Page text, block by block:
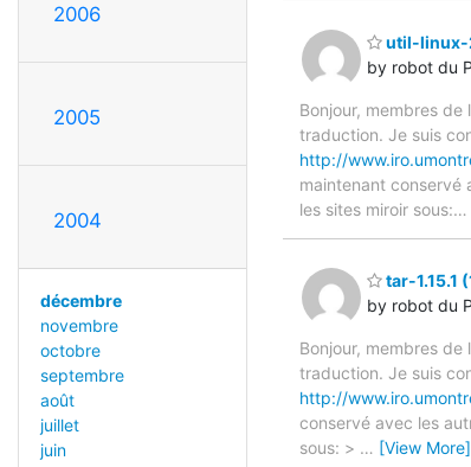
2006
2005
2004
décembre
novembre
octobre
septembre
août
juillet
juin
util-linux-
by robot du
Bonjour, membres
traduction. Je suis
http://
maintenant conservé
les sites miroir sous:…
tar-1.15.1
by robot du
Bonjour, membres
traduction. Je suis
http://
conservé avec les
sous: > … [View More]